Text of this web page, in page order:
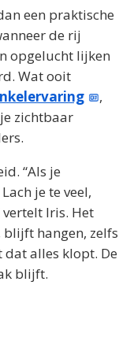
een praktische
de rij
opgelucht lijken
Wat ooit
,
zichtbaar
“Als je
je te veel,
Iris. Het
blijft hangen, zelfs
dat alles klopt. De
blijft.